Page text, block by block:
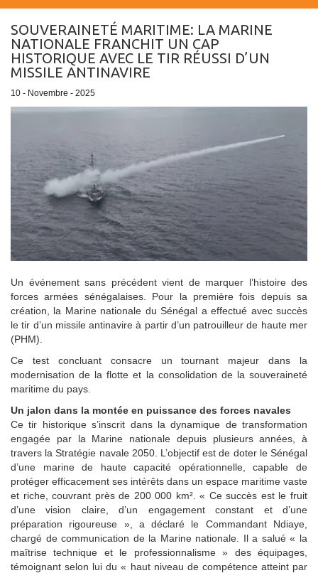
SOUVERAINETÉ MARITIME: LA MARINE
NATIONALE FRANCHIT UN CAP
HISTORIQUE AVEC LE TIR RÉUSSI D’UN
MISSILE ANTINAVIRE
10 - Novembre - 2025
Un événement sans précédent vient de marquer l’histoire des
forces armées sénégalaises. Pour la première fois depuis sa
création, la Marine nationale du Sénégal a effectué avec succès
le tir d’un missile antinavire à partir d’un patrouilleur de haute mer
(PHM).
Ce test concluant consacre un tournant majeur dans la
modernisation de la flotte et la consolidation de la souveraineté
maritime du pays.
Un jalon dans la montée en puissance des forces navales
Ce tir historique s’inscrit dans la dynamique de transformation
engagée par la Marine nationale depuis plusieurs années, à
travers la Stratégie navale 2050. L’objectif est de doter le Sénégal
d’une marine de haute capacité opérationnelle, capable de
protéger efficacement ses intérêts dans un espace maritime vaste
et riche, couvrant près de 200 000 km². « Ce succès est le fruit
d’une vision claire, d’un engagement constant et d’une
préparation rigoureuse », a déclaré le Commandant Ndiaye,
chargé de communication de la Marine nationale. Il a salué « la
maîtrise technique et le professionnalisme » des équipages,
témoignant selon lui du « haut niveau de compétence atteint par